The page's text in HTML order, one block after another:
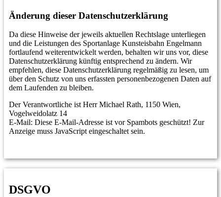
Änderung dieser Datenschutzerklärung
Da diese Hinweise der jeweils aktuellen Rechtslage unterliegen
und die Leistungen des Sportanlage Kunsteisbahn Engelmann
fortlaufend weiterentwickelt werden, behalten wir uns vor, diese
Datenschutzerklärung künftig entsprechend zu ändern. Wir
empfehlen, diese Datenschutzerklärung regelmäßig zu lesen, um
über den Schutz von uns erfassten personenbezogenen Daten auf
dem Laufenden zu bleiben.
Der Verantwortliche ist Herr Michael Rath, 1150 Wien,
Vogelweidolatz 14
E-Mail: Diese E-Mail-Adresse ist vor Spambots geschützt! Zur
Anzeige muss JavaScript eingeschaltet sein.
DSGVO